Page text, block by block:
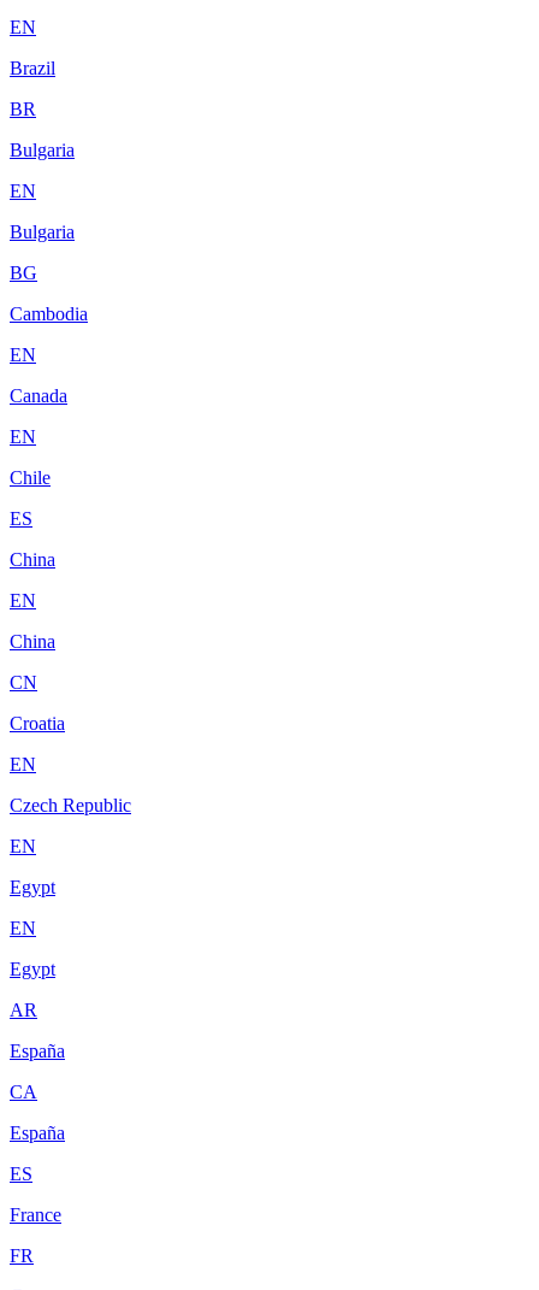
EN
Brazil
BR
Bulgaria
EN
Bulgaria
BG
Cambodia
EN
Canada
EN
Chile
ES
China
EN
China
CN
Croatia
EN
Czech Republic
EN
Egypt
EN
Egypt
AR
España
CA
España
ES
France
FR